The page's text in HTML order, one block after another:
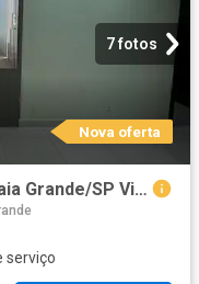
7 fotos
Nova oferta
Apartamento para Venda em Praia Grande/SP Vila Caiçara 2 Quartos
serviço